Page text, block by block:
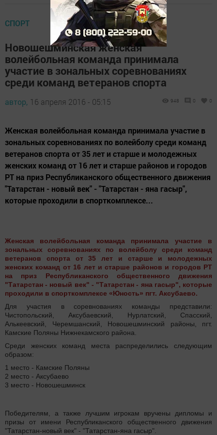
СПОРТ
Новошешминская женская
волейбольная команда принимала
участие в зональных соревнованиях
среди команд ветеранов спорта
автор, 16 апреля 2016 - 05:15 948 0 0
Женская волейбольная команда принимала участие в
зональных соревнованиях по волейболу среди команд
ветеранов спорта от 35 лет и старше и молодежных
женских команд от 16 лет и старше районов и городов
РТ на приз Республиканского общественного движения
"Татарстан - новый век" - "Татарстан - яна гасыр",
которые проходили в спорткомплексе...
Женская волейбольная команда принимала участие в
зональных соревнованиях по волейболу среди команд
ветеранов спорта от 35 лет и старше и молодежных
женских команд от 16 лет и старше районов и городов РТ
на приз Республиканского общественного движения
"Татарстан - новый век" - "Татарстан - яна гасыр", которые
проходили в спорткомплексе «Юность» пгт. Аксубаево.
Для участия в соревнованиях команды представили:
Чистопольский, Аксубаевский, Нурлатский, Спасский,
Алькеевский, Черемшанский, Новошешминский районы, пгт.
Камские Поляны Нижнекамского района.
Среди женских команд места распределились следующим
образом:
1 место - Камские Поляны
2 место - Аксубаево
3 место - Новошешминск
Победителям, а также лучшим игрокам вручены дипломы и
призы от имени Республиканского общественного движения
"Татарстан-новый век" - "Татарстан-яна гасыр".